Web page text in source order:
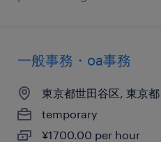
一般事務・oa事務
東京都世田谷区, 東京都
temporary
¥1700.00 per hour